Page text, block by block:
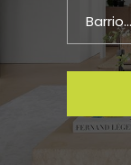
Barrio...